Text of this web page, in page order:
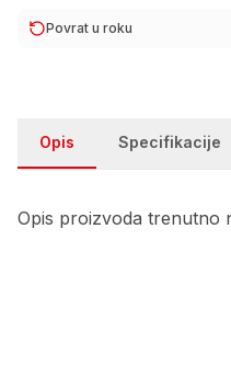
Povrat u roku
Opis Specifikacije
Opis proizvoda trenutno